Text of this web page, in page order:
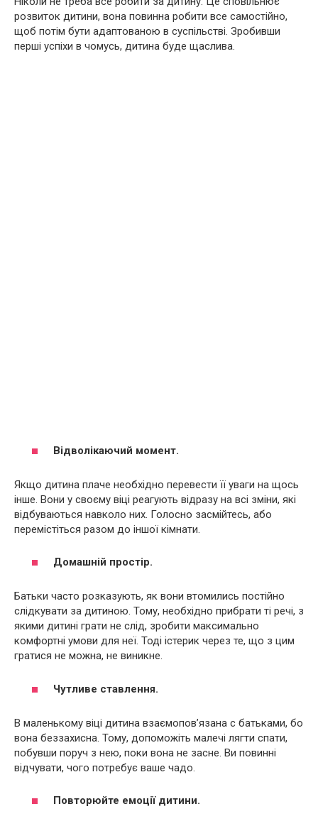
розвиток дитини, вона повинна робити все самостійно,
щоб потім бути адаптованою в суспільстві. Зробивши
перші успіхи в чомусь, дитина буде щаслива.
Відволікаючий момент.
Якщо дитина плаче необхідно перевести її уваги на щось
інше. Вони у своєму віці реагують відразу на всі зміни, які
відбуваються навколо них. Голосно засмійтесь, або
перемістіться разом до іншої кімнати.
Домашній простір.
Батьки часто розказують, як вони втомились постійно
слідкувати за дитиною. Тому, необхідно прибрати ті речі, з
якими дитині грати не слід, зробити максимально
комфортні умови для неї. Тоді істерик через те, що з цим
гратися не можна, не виникне.
Чутливе ставлення.
В маленькому віці дитина взаємопов’язана с батьками, бо
вона беззахисна. Тому, допоможіть малечі лягти спати,
побувши поруч з нею, поки вона не засне. Ви повинні
відчувати, чого потребує ваше чадо.
Повторюйте емоції дитини.